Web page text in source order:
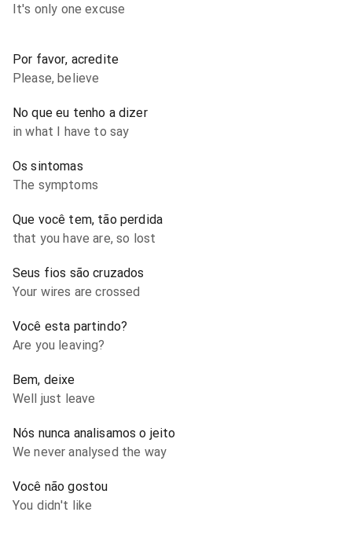
It's only one excuse
Por favor, acredite
Please, believe
No que eu tenho a dizer
in what I have to say
Os sintomas
The symptoms
Que você tem, tão perdida
that you have are, so lost
Seus fios são cruzados
Your wires are crossed
Você esta partindo?
Are you leaving?
Bem, deixe
Well just leave
Nós nunca analisamos o jeito
We never analysed the way
Você não gostou
You didn't like